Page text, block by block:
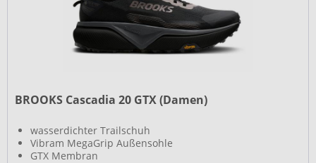
BROOKS Cascadia 20 GTX (Damen)
wasserdichter Trailschuh
Vibram MegaGrip Außensohle
GTX Membran